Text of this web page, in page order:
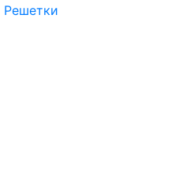
Решетки